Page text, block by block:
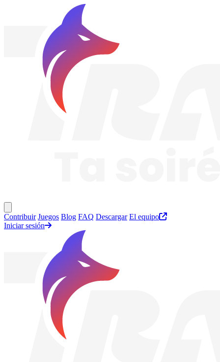
Contribuir Juegos Blog FAQ Descargar El equipo
Iniciar sesión